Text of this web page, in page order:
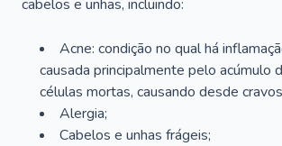
cabelos e unhas, incluindo:
Acne: condição no qual há
causada principalmente pelo acúmulo
células mortas, causando desde
Alergia;
Cabelos e unhas frágeis;